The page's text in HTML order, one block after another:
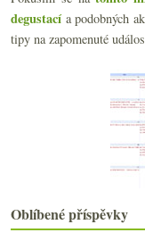
Girolamo Russo
Když Saint
Salon vín 2022,
Restaurace Danu
Velký GG
►2018(240)
►2017(240)
degustacía podobných
tipy na zapomenuté
Oblíbené příspěvky